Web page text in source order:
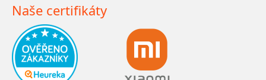
Naše certifikáty